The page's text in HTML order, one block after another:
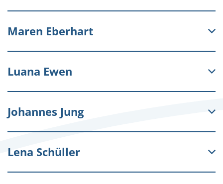
Maren Eberhart
Luana Ewen
Johannes Jung
Lena Schüller